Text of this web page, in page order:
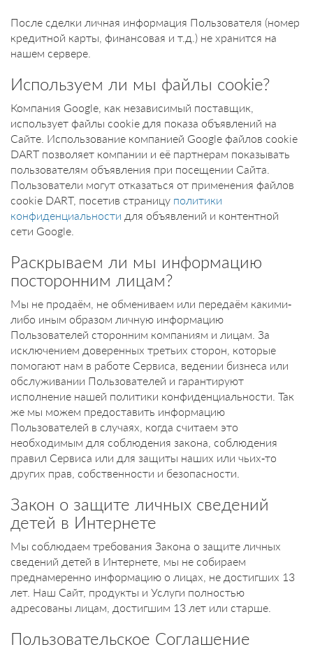
После сделки личная информация Пользователя (номер
кредитной карты, финансовая и т.д.) не хранится на
нашем сервере.
Используем ли мы файлы cookie?
Компания Google, как независимый поставщик,
использует файлы cookie для показа объявлений на
Сайте. Использование компанией Google файлов cookie
DART позволяет компании и её партнерам показывать
пользователям объявления при посещении Сайта.
Пользователи могут отказаться от применения файлов
cookie DART, посетив страницу политики
конфиденциальности для объявлений и контентной
сети Google.
Раскрываем ли мы информацию
посторонним лицам?
Мы не продаём, не обмениваем или передаём какими-
либо иным образом личную информацию
Пользователей сторонним компаниям и лицам. За
исключением доверенных третьих сторон, которые
помогают нам в работе Сервиса, ведении бизнеса или
обслуживании Пользователей и гарантируют
исполнение нашей политики конфиденциальности. Так
же мы можем предоставить информацию
Пользователей в случаях, когда считаем это
необходимым для соблюдения закона, соблюдения
правил Сервиса или для защиты наших или чьих-то
других прав, собственности и безопасности.
Закон о защите личных сведений
детей в Интернете
Мы соблюдаем требования Закона о защите личных
сведений детей в Интернете, мы не собираем
преднамеренно информацию о лицах, не достигших 13
лет. Наш Сайт, продукты и Услуги полностью
адресованы лицам, достигшим 13 лет или старше.
Пользовательское Соглашение